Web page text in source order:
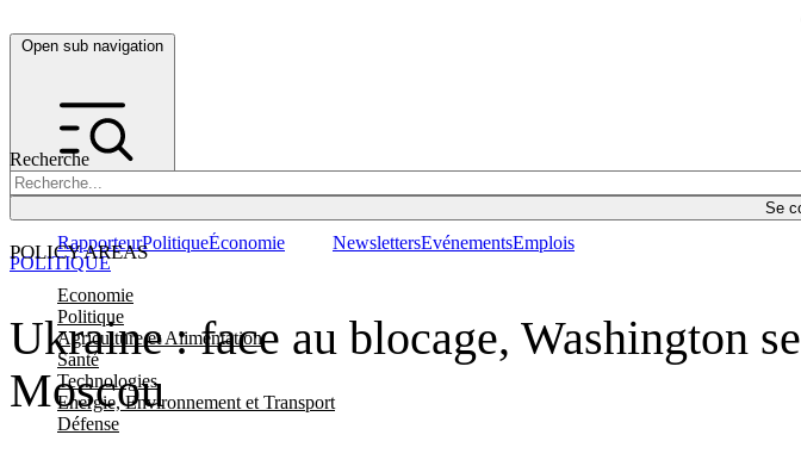
Open sub navigation
Recherche
Se
POLICY AREAS
Economie
Politique
Agriculture et Alimentation
Santé
Technologies
Energie, Environnement et Transport
Défense
RapporteurPolitiqueÉconomie NewslettersEvénementsEmplois
Ukraine : face au blocage, Washington
Moscou
POLITIQUE